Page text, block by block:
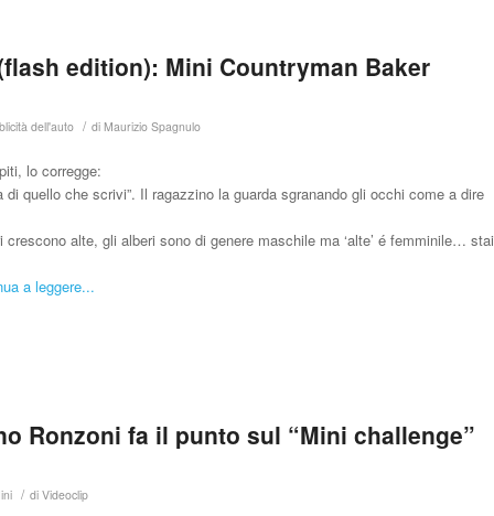
edition): Mini Countryman Baker
dell'auto / diMaurizio Spagnulo
lo corregge:
quello che scrivi”. Il ragazzino la guarda sgranando gli occhi come a dire
crescono alte, gli alberi sono di genere maschile ma ‘alte’ é femminile… stai
a leggere...
Ronzoni fa il punto sul “Mini challenge”
/ diVideoclip